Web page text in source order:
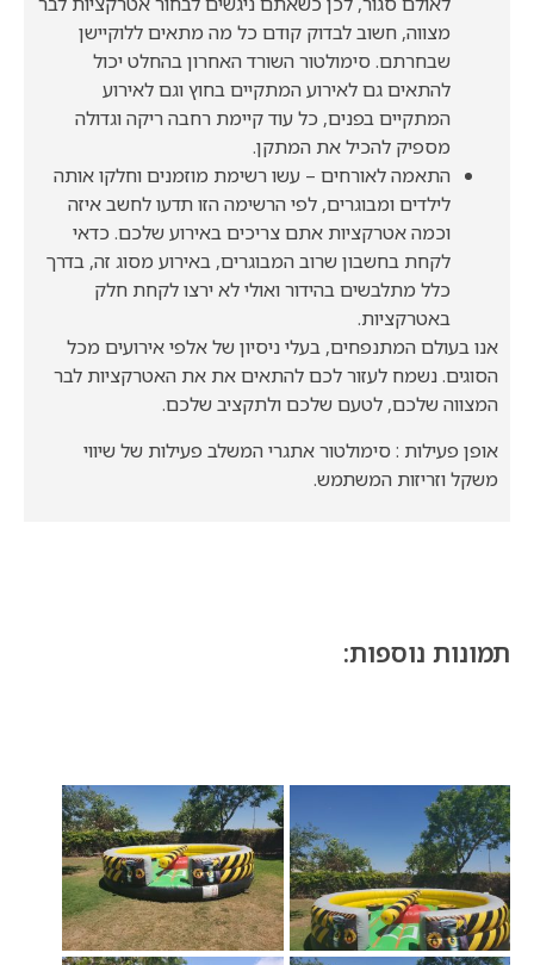
מצווה, חשוב לבדוק קודם כל מה מתאים ללוקיישן
שבחרתם. סימולטור השורד האחרון בהחלט יכול
להתאים גם לאירוע המתקיים בחוץ וגם לאירוע
המתקיים בפנים, כל עוד קיימת רחבה ריקה וגדולה
מספיק להכיל את המתקן.
התאמה לאורחים – עשו רשימת מוזמנים וחלקו אותה
לילדים ומבוגרים, לפי הרשימה הזו תדעו לחשב איזה
וכמה אטרקציות אתם צריכים באירוע שלכם. כדאי
לקחת בחשבון שרוב המבוגרים, באירוע מסוג זה, בדרך
כלל מתלבשים בהידור ואולי לא ירצו לקחת חלק
באטרקציות.
אנו בעולם המתנפחים, בעלי ניסיון של אלפי אירועים מכל
הסוגים. נשמח לעזור לכם להתאים את את האטרקציות לבר
המצווה שלכם, לטעם שלכם ולתקציב שלכם.
אופן פעילות : סימולטור אתגרי המשלב פעילות של שיווי
משקל וזריזות המשתמש.
תמונות נוספות: